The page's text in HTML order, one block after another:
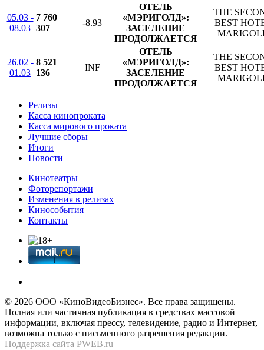
05.03 -
08.03
7 760
307
-8.93
ОТЕЛЬ
«МЭРИГОЛД»:
ЗАСЕЛЕНИЕ
ПРОДОЛЖАЕТСЯ
THE
BEST
26.02 -
01.03
8 521
136
INF
ОТЕЛЬ
«МЭРИГОЛД»:
ЗАСЕЛЕНИЕ
ПРОДОЛЖАЕТСЯ
THE
BEST
Релизы
Касса кинопроката
Касса мирового проката
Лучшие сборы
Итоги
Новости
Кинотеатры
Фоторепортажи
Изменения в релизах
Кинособытия
Контакты
© 2026 OOО «КиноВидеоБизнес». Все права защищены.
Полная или частичная публикация в средствах массовой
информации, включая прессу, телевидение, радио и Интернет,
возможна только с письменного разрешения редакции.
Поддержка сайта PWEB.ru